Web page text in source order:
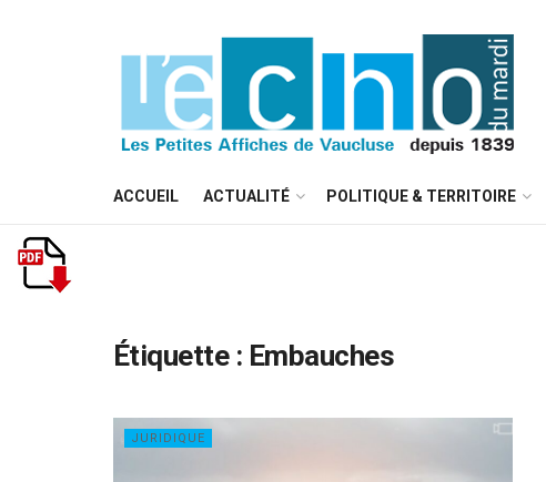
ACCUEIL ACTUALITÉ POLITIQUE & TERRITOIRE
Étiquette : Embauches
JURIDIQUE